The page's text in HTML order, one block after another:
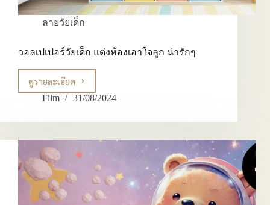
ลายวัยเด็ก
วอลเปเปอร์วัยเด็ก แต่งห้องเอาใจลูก น่ารักๆ
ดูรายละเอียดวอลเปเปอร์
วัย
แต่ง
เอาใจ
ลูก
น่า
รักๆ
Film 31/08/2024